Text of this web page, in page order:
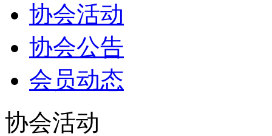
协会活动
协会公告
会员动态
协会活动